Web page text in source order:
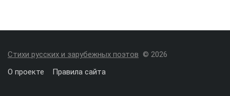
Стихи русских и зарубежных поэтов © 2026
О проекте
Правила сайта